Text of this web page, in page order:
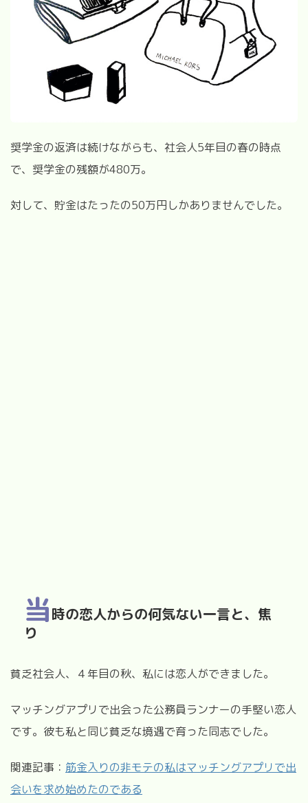
奨学金の返済は続けながらも、社会人5年目の春の時点
で、奨学金の残額が480万。
対して、貯金はたったの50万円しかありませんでした。
当時の恋人からの何気ない一言と、焦
り
貧乏社会人、４年目の秋、私には恋人ができました。
マッチングアプリで出会った公務員ランナーの手堅い恋人
です。彼も私と同じ貧乏な境遇で育った同志でした。
関連記事： 筋金入りの非モテの私はマッチングアプリで出
会いを求め始めたのである